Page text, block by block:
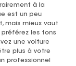
à la
est un peu
mais mieux vaut
préférez les tons
une voiture
plus à votre
professionnel